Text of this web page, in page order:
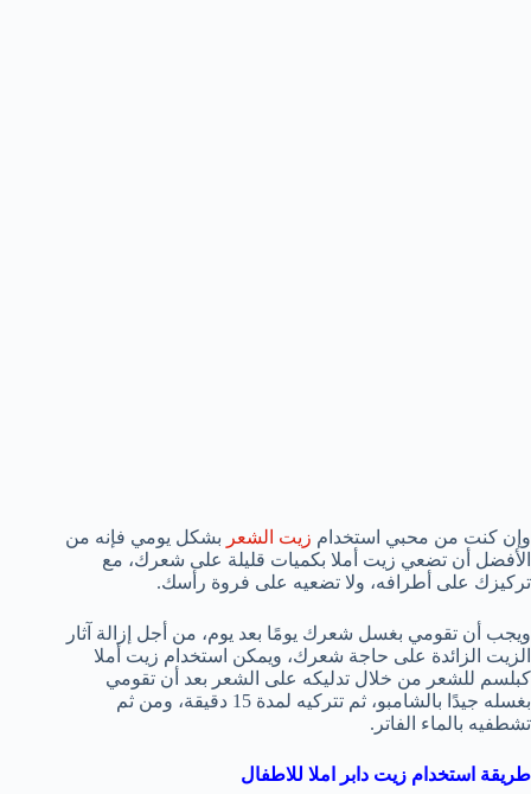
وإن كنت من محبي استخدام زيت الشعر بشكل يومي فإنه من
الأفضل أن تضعي زيت أملا بكميات قليلة على شعرك، مع
تركيزك على أطرافه، ولا تضعيه على فروة رأسك.
ويجب أن تقومي بغسل شعرك يومًا بعد يوم، من أجل إزالة آثار
الزيت الزائدة على حاجة شعرك، ويمكن استخدام زيت أملا
كبلسم للشعر من خلال تدليكه على الشعر بعد أن تقومي
بغسله جيدًا بالشامبو، ثم تتركيه لمدة 15 دقيقة، ومن ثم
تشطفيه بالماء الفاتر.
طريقة استخدام زيت دابر املا للاطفال